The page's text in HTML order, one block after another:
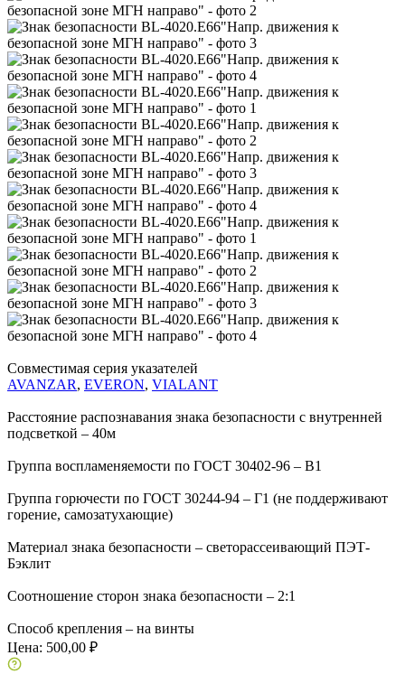
Совместимая серия указателей
AVANZAR, EVERON, VIALANT
Расстояние распознавания знака безопасности с внутренней
подсветкой – 40м
Группа воспламеняемости по ГОСТ 30402-96 – В1
Группа горючести по ГОСТ 30244-94 – Г1 (не поддерживают
горение, самозатухающие)
Материал знака безопасности – светорассеивающий ПЭТ-
Бэклит
Соотношение сторон знака безопасности – 2:1
Способ крепления – на винты
Цена: 500,00 ₽